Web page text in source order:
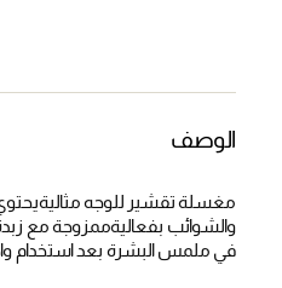
الوصف
والشوائب بفعاليةممزوجة مع
في ملمس البشرة بعد استخدام